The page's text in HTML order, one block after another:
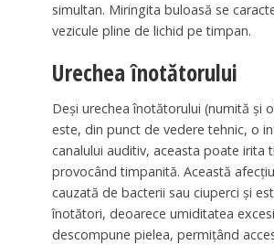
simultan. Miringita buloasă se
vezicule pline de lichid pe timpan.
Urechea înotătorului
Deși urechea înotătorului (numită și
este, din punct de vedere tehnic, o
canalului auditiv, aceasta poate irita
provocând timpanită. Această
cauzată de bacterii sau ciuperci și
înotători, deoarece umiditatea
descompune pielea, permițând